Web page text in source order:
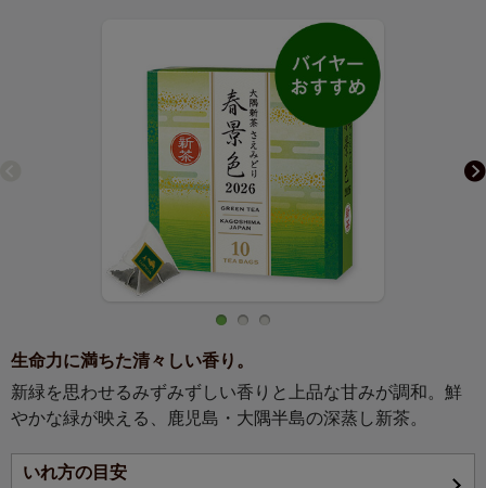
生命力に満ちた清々しい香り。
新緑を思わせるみずみずしい香りと上品な甘みが調和。鮮
やかな緑が映える、鹿児島・大隅半島の深蒸し新茶。
いれ方の目安